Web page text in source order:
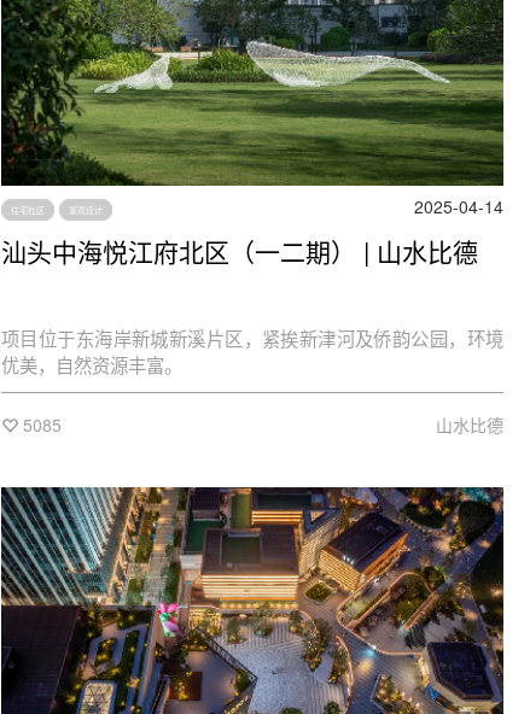
住宅社区 景观设计 2025-04-14
汕头中海悦江府北区（一二期） | 山水比德
项目位于东海岸新城新溪片区，紧挨新津河及侨韵公园，环境
优美，自然资源丰富。
5085 山水比德